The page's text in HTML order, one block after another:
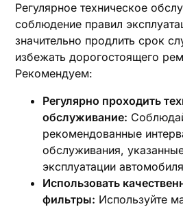
Регулярное техническое
соблюдение правил
значительно продлить срок
избежать дорогостоящего
Рекомендуем:
Регулярно проходить
обслуживание:
рекомендованные
обслуживания,
эксплуатации
Использовать
фильтры: Используйте